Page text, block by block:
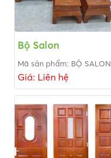
Bộ Salon
Mã sản phẩm: BỘ SALON
Giá: Liên hệ